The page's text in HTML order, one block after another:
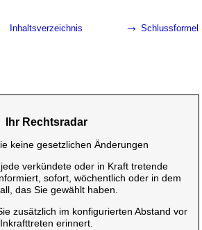
Inhaltsverzeichnis → Schlussformel
Ihr Rechtsradar
keine gesetzlichen Änderungen
verkündete oder in Kraft tretende
sofort, wöchentlich oder in dem
das Sie gewählt haben.
zusätzlich im konfigurierten Abstand vor
Inkrafttreten erinnert.